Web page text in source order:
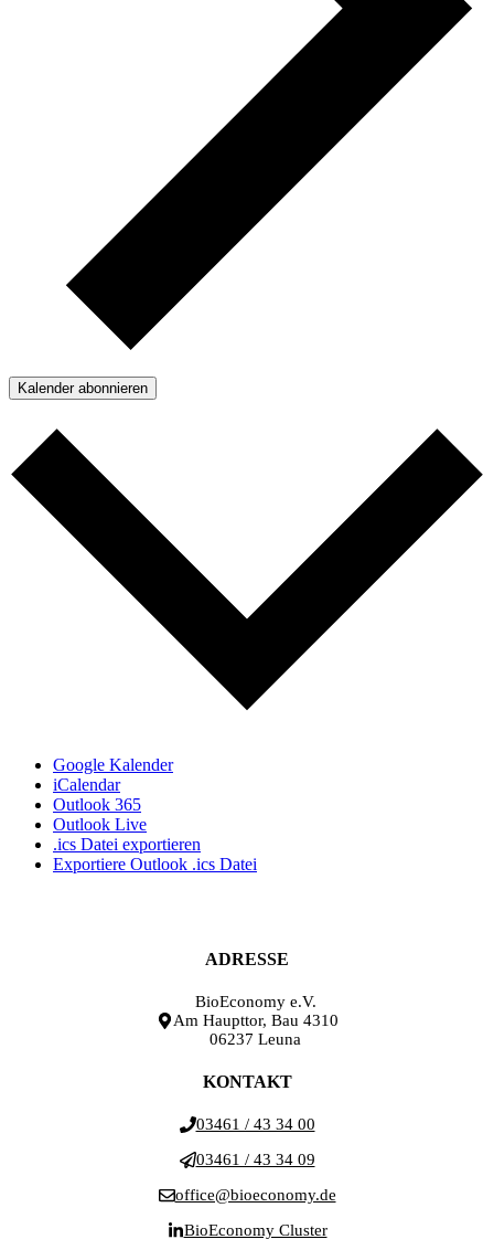
Kalender abonnieren
Google Kalender
iCalendar
Outlook 365
Outlook Live
.ics Datei exportieren
Exportiere Outlook .ics Datei
ADRESSE
BioEconomy e.V.
Am Haupttor, Bau 4310
06237 Leuna
KONTAKT
03461 / 43 34 00
03461 / 43 34 09
office@bioeconomy.de
BioEconomy Cluster